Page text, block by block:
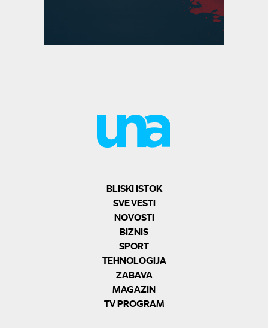
BLISKI ISTOK
SVE VESTI
NOVOSTI
BIZNIS
SPORT
TEHNOLOGIJA
ZABAVA
MAGAZIN
TV PROGRAM